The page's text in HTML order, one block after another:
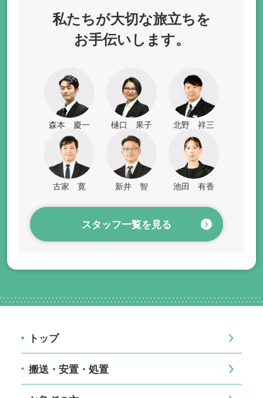
私たちが大切な旅立ちを
お手伝いします。
森本 慶一 樋口 果子 北野 祥三
古家 寛 新井 智 池田 有香
スタッフ一覧を見る
トップ
搬送・安置・処置